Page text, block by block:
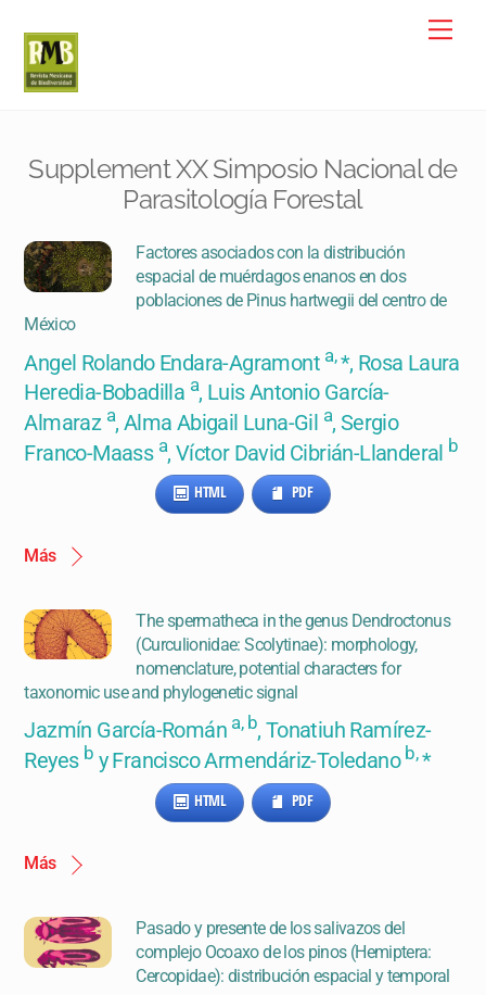
content
Supplement XX Simposio Nacional de
Parasitología Forestal
Factores asociados con la distribución
espacial de muérdagos enanos en dos
poblaciones de Pinus hartwegii del centro de
México
Angel Rolando Endara-Agramont a,*, Rosa Laura
Heredia-Bobadilla a, Luis Antonio García-
Almaraz a, Alma Abigail Luna-Gil a, Sergio
Franco-Maass a, Víctor David Cibrián-Llanderal b
HTML PDF
Más
The spermatheca in the genus Dendroctonus
(Curculionidae: Scolytinae): morphology,
nomenclature, potential characters for
taxonomic use and phylogenetic signal
Jazmín García-Román a, b, Tonatiuh Ramírez-
Reyes b y Francisco Armendáriz-Toledano b,*
HTML PDF
Más
Pasado y presente de los salivazos del
complejo Ocoaxo de los pinos (Hemiptera:
Cercopidae): distribución espacial y temporal